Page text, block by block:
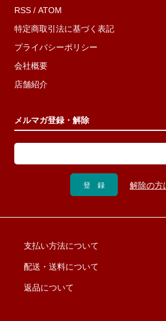
RSS /ATOM
特定商取引法に基づく表記
プライバシーポリシー
会社概要
店舗紹介
メルマガ登録・解除
支払い方法について
配送・送料について
返品について